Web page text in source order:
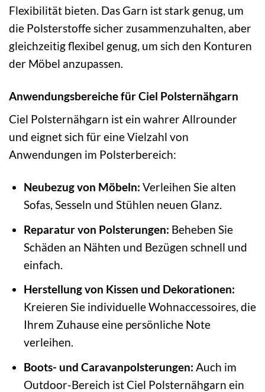
Flexibilität bieten. Das Garn ist stark genug, um
die Polsterstoffe sicher zusammenzuhalten, aber
gleichzeitig flexibel genug, um sich den Konturen
der Möbel anzupassen.
Anwendungsbereiche für Ciel Polsternähgarn
Ciel Polsternähgarn ist ein wahrer Allrounder
und eignet sich für eine Vielzahl von
Anwendungen im Polsterbereich:
Neubezug von Möbeln: Verleihen Sie alten
Sofas, Sesseln und Stühlen neuen Glanz.
Reparatur von Polsterungen: Beheben Sie
Schäden an Nähten und Bezügen schnell und
einfach.
Herstellung von Kissen und Dekorationen:
Kreieren Sie individuelle Wohnaccessoires, die
Ihrem Zuhause eine persönliche Note
verleihen.
Boots- und Caravanpolsterungen: Auch im
Outdoor-Bereich ist Ciel Polsternähgarn ein